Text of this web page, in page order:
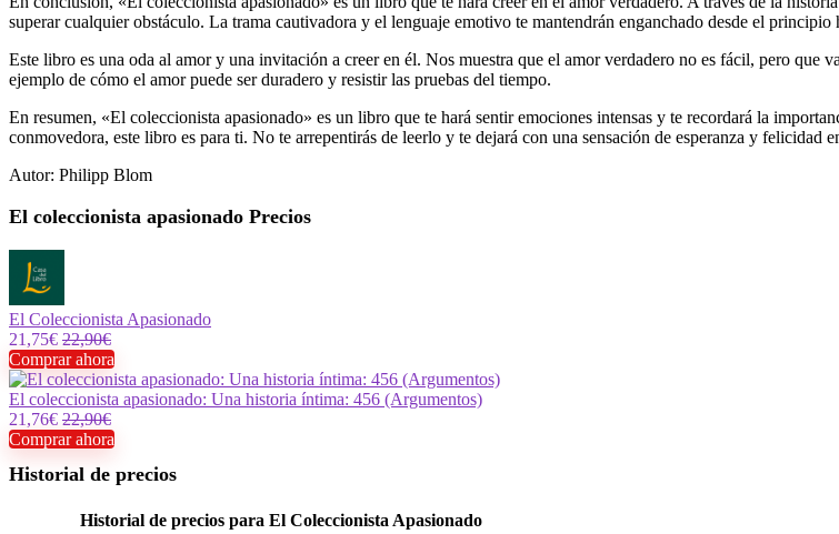
superar cualquier obstáculo. La trama cautivadora y el lenguaje emotivo te mantendrán enganchado desde el principio
Este libro es una oda al amor y una invitación a creer en él. Nos muestra que el amor verdadero no es fácil, pero que
ejemplo de cómo el amor puede ser duradero y resistir las pruebas del tiempo.
En resumen, «El coleccionista apasionado» es un libro que te hará sentir emociones intensas y te recordará la
conmovedora, este libro es para ti. No te arrepentirás de leerlo y te dejará con una sensación de esperanza y felicidad
Autor: Philipp Blom
El coleccionista apasionado Precios
El Coleccionista Apasionado
21,75€ 22,90€
Comprar ahora
El coleccionista apasionado: Una historia íntima: 456 (Argumentos)
21,76€ 22,90€
Comprar ahora
Historial de precios
Historial de precios para El Coleccionista Apasionado